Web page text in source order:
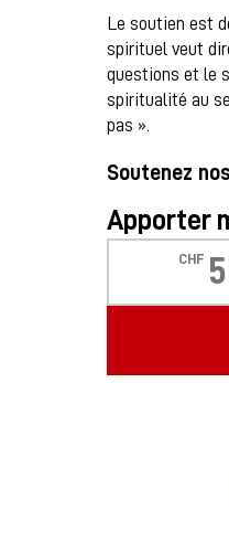
Le soutien est
spirituel veut
questions et le
spiritualité au
pas ».
Soutenez
Apporter
CHF